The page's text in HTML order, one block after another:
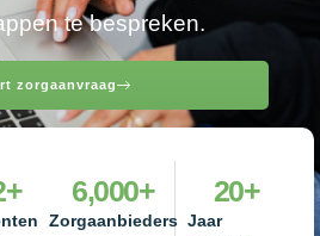
te bespreken.
zorgaanvraag
+
Zorgaanbieders
6,000+
Jaar
20+